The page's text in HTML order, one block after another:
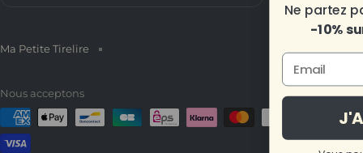
Ma Petite Tirelire
Nous acceptons
Ne partez pas sans votre cadeau de bienvenue
-10% sur votre première commande 🎁
J'ADORE LES CADEAUX ✨